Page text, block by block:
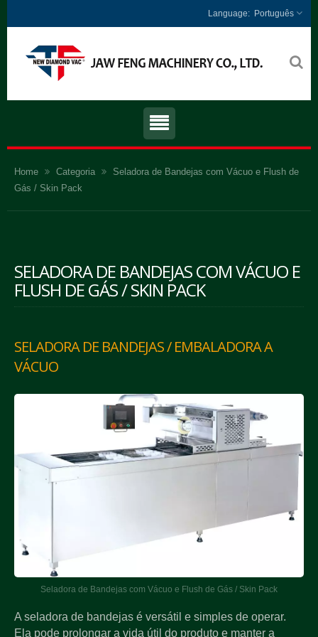
Português
Home Categoria
Seladora de Bandejas com Vácuo e Flush de
Gás / Skin Pack
SELADORA DE BANDEJAS COM VÁCUO E
FLUSH DE GÁS / SKIN PACK
SELADORA DE BANDEJAS / EMBALADORA A
VÁCUO
Seladora de Bandejas com Vácuo e Flush de Gás / Skin Pack
A seladora de bandejas é versátil e simples de operar.
Ela pode prolongar a vida útil do produto e manter a